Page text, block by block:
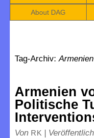
About DAG
Tag-Archiv:Armenien
Armenien
Politische
Von RK |